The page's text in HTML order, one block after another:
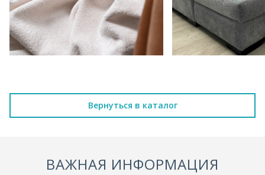
Вернуться в каталог
ВАЖНАЯ ИНФОРМАЦИЯ